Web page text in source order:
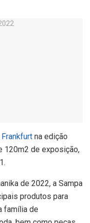
na edição
120m2 de exposição,
de 2022, a Sampa
produtos para
família de